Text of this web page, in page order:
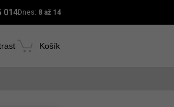
014Dnes: 8 až 14
Košík